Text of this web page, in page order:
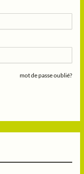
mot de passe oublié?